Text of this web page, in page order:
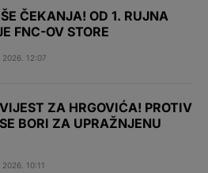
ČEKANJA! OD 1. RUJNA
FNC-OV STORE
2026. 12:07
ZA HRGOVIĆA! PROTIV
BORI ZA UPRAŽNJENU
10:11